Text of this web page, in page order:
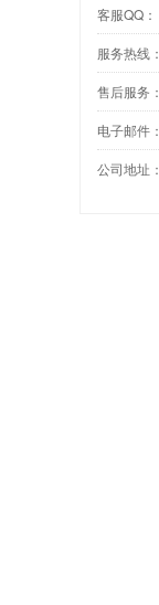
客服QQ：
服务热线：
售后服务：
电子邮件：
公司地址：